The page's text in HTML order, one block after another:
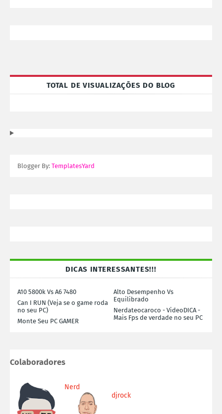
TOTAL DE VISUALIZAÇÕES DO BLOG
Blogger By: TemplatesYard
DICAS INTERESSANTES!!!
A10 5800k Vs A6 7480
Alto Desempenho Vs
Equilibrado
Can I RUN (Veja se o game roda
no seu PC)
Nerdateocaroco - VideoDICA -
Mais Fps de verdade no seu PC
Monte Seu PC GAMER
Colaboradores
Nerd
djrock